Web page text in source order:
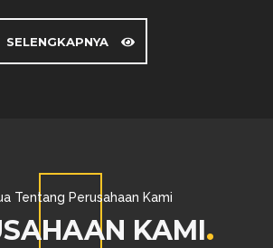
SELENGKAPNYA
Tentang Perusahaan Kami
KAMI